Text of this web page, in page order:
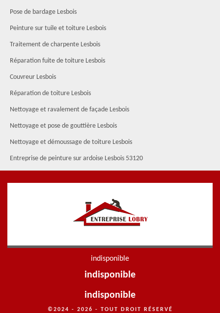
Pose de bardage Lesbois
Peinture sur tuile et toiture Lesbois
Traitement de charpente Lesbois
Réparation fuite de toiture Lesbois
Couvreur Lesbois
Réparation de toiture Lesbois
Nettoyage et ravalement de façade Lesbois
Nettoyage et pose de gouttière Lesbois
Nettoyage et démoussage de toiture Lesbois
Entreprise de peinture sur ardoise Lesbois 53120
indisponible
indisponible
indisponible
©2024 - 2026 - TOUT DROIT RÉSERVÉ